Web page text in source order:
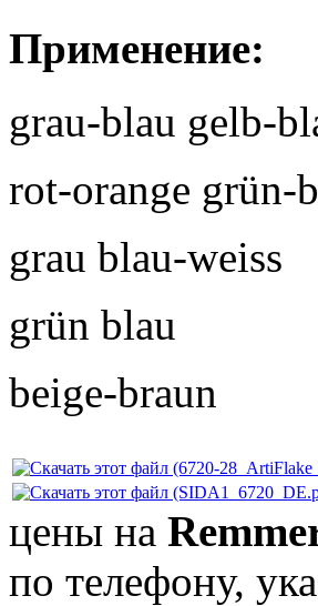
Применение:
grau-blau gelb-
rot-orange grün-
grau blau-weiss
grün blau
beige-braun
цены на
по телефону,